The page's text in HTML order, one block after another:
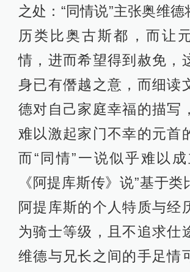
之处：“同情说”主张奥维
历类比奥古斯都，而让
情，进而希望得到赦免，
身已有僭越之意，而细读
德对自己家庭幸福的描写
难以激起家门不幸的元首
而“同情”一说似乎难以
《阿提库斯传》说”基于
阿提库斯的个人特质与经
为骑士等级，且不追求仕
维德与兄长之间的手足情